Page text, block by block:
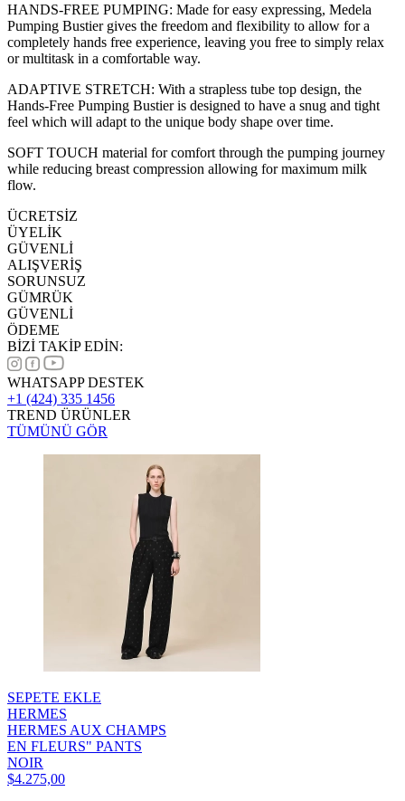
HANDS-FREE PUMPING: Made for easy expressing, Medela
Pumping Bustier gives the freedom and flexibility to allow for a
completely hands free experience, leaving you free to simply relax
or multitask in a comfortable way.
ADAPTIVE STRETCH: With a strapless tube top design, the
Hands-Free Pumping Bustier is designed to have a snug and tight
feel which will adapt to the unique body shape over time.
SOFT TOUCH material for comfort through the pumping journey
while reducing breast compression allowing for maximum milk
flow.
ÜCRETSİZ
ÜYELİK
GÜVENLİ
ALIŞVERİŞ
SORUNSUZ
GÜMRÜK
GÜVENLİ
ÖDEME
BİZİ TAKİP EDİN:
WHATSAPP DESTEK
+1 (424) 335 1456
TREND ÜRÜNLER
TÜMÜNÜ GÖR
SEPETE EKLE
HERMES
HERMES AUX CHAMPS
EN FLEURS" PANTS
NOIR
$4.275,00